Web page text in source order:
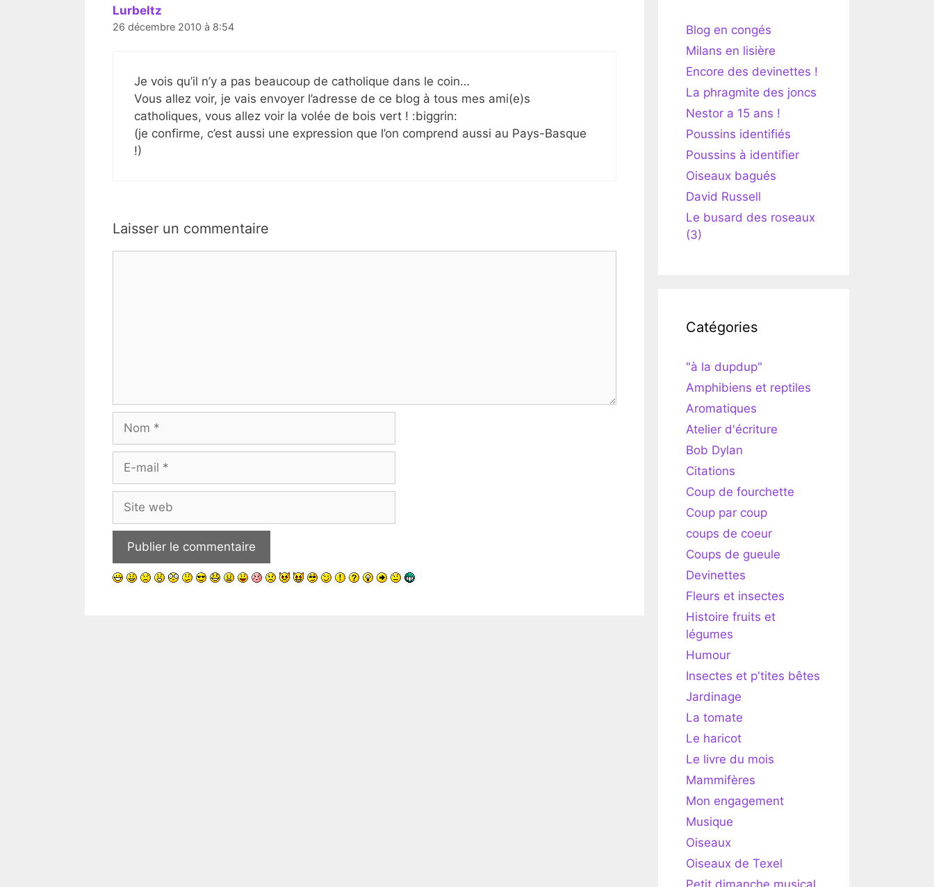
Lurbeltz
26 décembre 2010 à 8:54
Je vois qu’il n’y a pas beaucoup de catholique dans le coin…
Vous allez voir, je vais envoyer l’adresse de ce blog à tous mes ami(e)s
catholiques, vous allez voir la volée de bois vert ! :biggrin:
(je confirme, c’est aussi une expression que l’on comprend aussi au Pays-Basque
!)
Laisser un commentaire
mail
web
Blog en congés
Milans en lisière
Encore des devinettes !
La phragmite des joncs
Nestor a 15 ans !
Poussins identifiés
Poussins à identifier
Oiseaux bagués
David Russell
Le busard des roseaux
(3)
Catégories
"à la dupdup"
Amphibiens et reptiles
Aromatiques
Atelier d'écriture
Bob Dylan
Citations
Coup de fourchette
Coup par coup
coups de coeur
Coups de gueule
Devinettes
Fleurs et insectes
Histoire fruits et
légumes
Humour
Insectes et p'tites bêtes
Jardinage
La tomate
Le haricot
Le livre du mois
Mammifères
Mon engagement
Musique
Oiseaux
Oiseaux de Texel
Petit dimanche musical